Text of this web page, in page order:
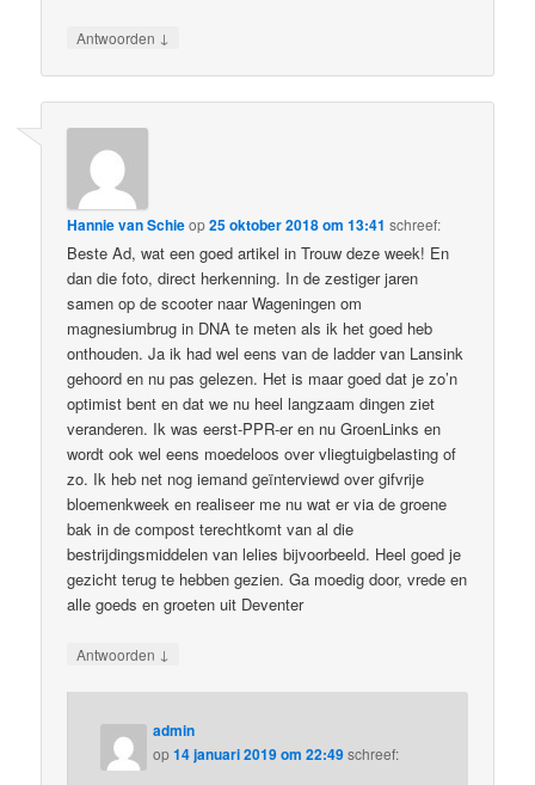
Antwoorden ↓
Hannie van Schieop25 oktober 2018 om 13:41 schreef:
Beste Ad, wat een goed artikel in Trouw deze week! En
dan die foto, direct herkenning. In de zestiger jaren
samen op de scooter naar Wageningen om
magnesiumbrug in DNA te meten als ik het goed heb
onthouden. Ja ik had wel eens van de ladder van Lansink
gehoord en nu pas gelezen. Het is maar goed dat je zo’n
optimist bent en dat we nu heel langzaam dingen ziet
veranderen. Ik was eerst-PPR-er en nu GroenLinks en
wordt ook wel eens moedeloos over vliegtuigbelasting of
zo. Ik heb net nog iemand geïnterviewd over gifvrije
bloemenkweek en realiseer me nu wat er via de groene
bak in de compost terechtkomt van al die
bestrijdingsmiddelen van lelies bijvoorbeeld. Heel goed je
gezicht terug te hebben gezien. Ga moedig door, vrede en
alle goeds en groeten uit Deventer
Antwoorden ↓
admin
op14 januari 2019 om 22:49schreef: